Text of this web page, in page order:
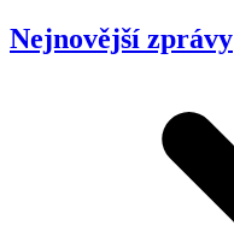
Nejnovější zprávy